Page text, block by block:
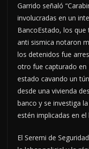
Garrido señaló
involucradas en un
BancoEstado, los
anti sismica notaron
los detenidos fue
otro fue capturado en
estado cavando un
desde una vivienda
banco y se investiga
estén implicadas en el
El Seremi de